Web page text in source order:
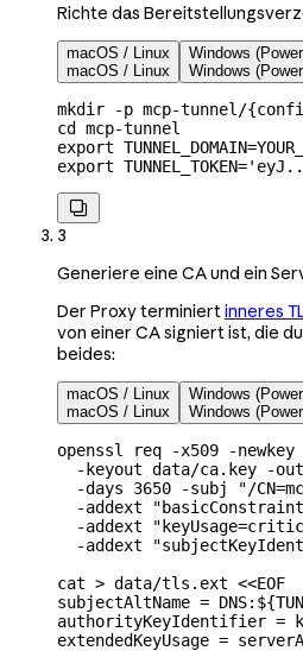
Richte das
macOS / Linux
macOS / Linux
Windows
Windows
mkdir -p mcp-tunnel/
cd mcp-tunnel
export TUNNEL_DOMAIN=
export TUNNEL_TOKEN=

3
Generiere eine CA und ein
Der Proxy terminiert inneres
von einer CA signiert ist, die
beides:
macOS / Linux
macOS / Linux
Windows
Windows
openssl req -x509 -newkey
  -keyout
data/ca.key -out
  -days
3650 -subj "/
  -addext
  -addext
  -addext
cat > data/tls.ext <<EOF
subjectAltName = DNS:${
authorityKeyIdentifier =
extendedKeyUsage =